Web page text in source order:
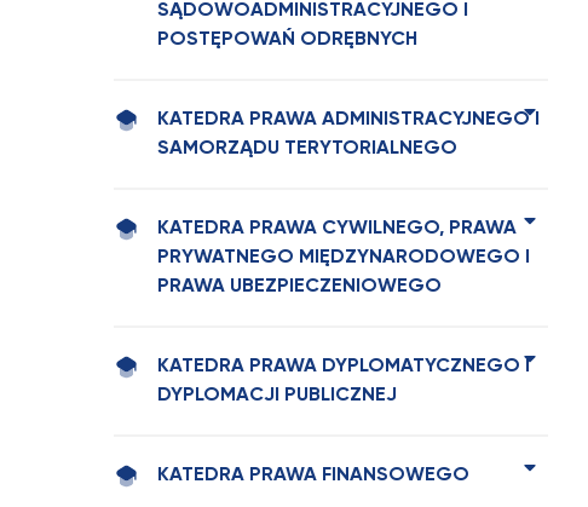
SĄDOWOADMINISTRACYJNEGO I
POSTĘPOWAŃ ODRĘBNYCH
KATEDRA PRAWA ADMINISTRACYJNEGO I
SAMORZĄDU TERYTORIALNEGO
KATEDRA PRAWA CYWILNEGO, PRAWA
PRYWATNEGO MIĘDZYNARODOWEGO I
PRAWA UBEZPIECZENIOWEGO
KATEDRA PRAWA DYPLOMATYCZNEGO I
DYPLOMACJI PUBLICZNEJ
KATEDRA PRAWA FINANSOWEGO